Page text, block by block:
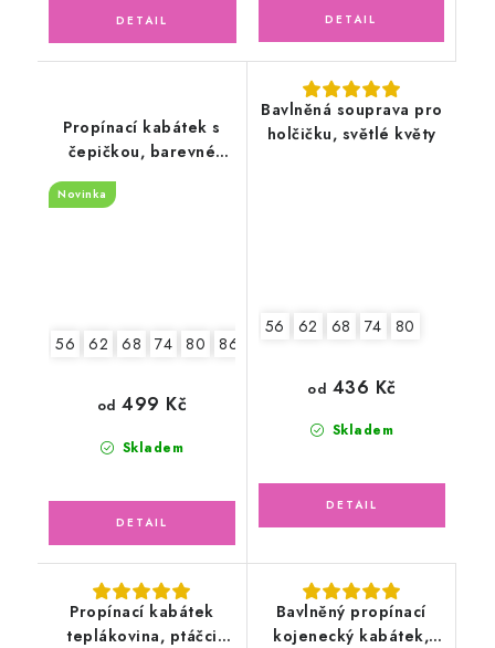
Propínací kabátek s
čepičkou, barevné
Novinka
56 62 68 74 80 86
Skladem
od 499 Kč
Bavlněná souprava pro
holčičku, světlé květy
56 62 68 74 80
Skladem
od 436 Kč
Propínací kabátek
teplákovina, ptáčci
Bavlněný propínací
kojenecký kabátek,